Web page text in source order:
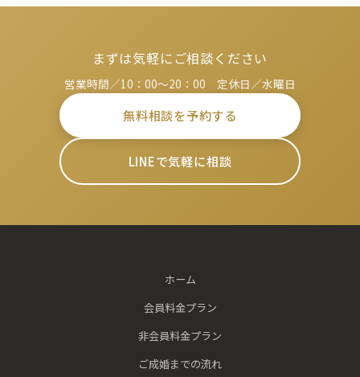
まずは気軽にご相談ください
営業時間／10：00～20：00 定休日／水曜日
無料相談を予約する
LINEで気軽に相談
ホーム
会員料金プラン
非会員料金プラン
ご成婚までの流れ